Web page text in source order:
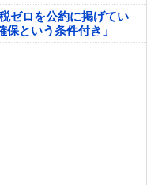
ゼロを公約に掲げてい
という条件付き」